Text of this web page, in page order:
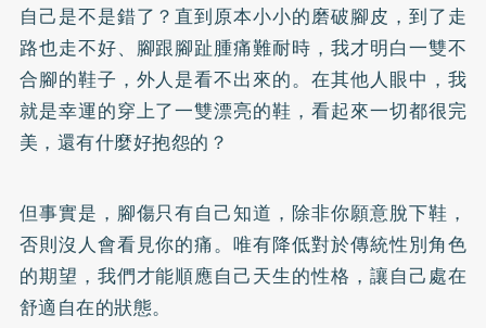
自己是不是錯了？直到原本小小的磨破腳皮，到了走
路也走不好、腳跟腳趾腫痛難耐時，我才明白一雙不
合腳的鞋子，外人是看不出來的。在其他人眼中，我
就是幸運的穿上了一雙漂亮的鞋，看起來一切都很完
美，還有什麼好抱怨的？
但事實是，腳傷只有自己知道，除非你願意脫下鞋，
否則沒人會看見你的痛。唯有降低對於傳統性別角色
的期望，我們才能順應自己天生的性格，讓自己處在
舒適自在的狀態。